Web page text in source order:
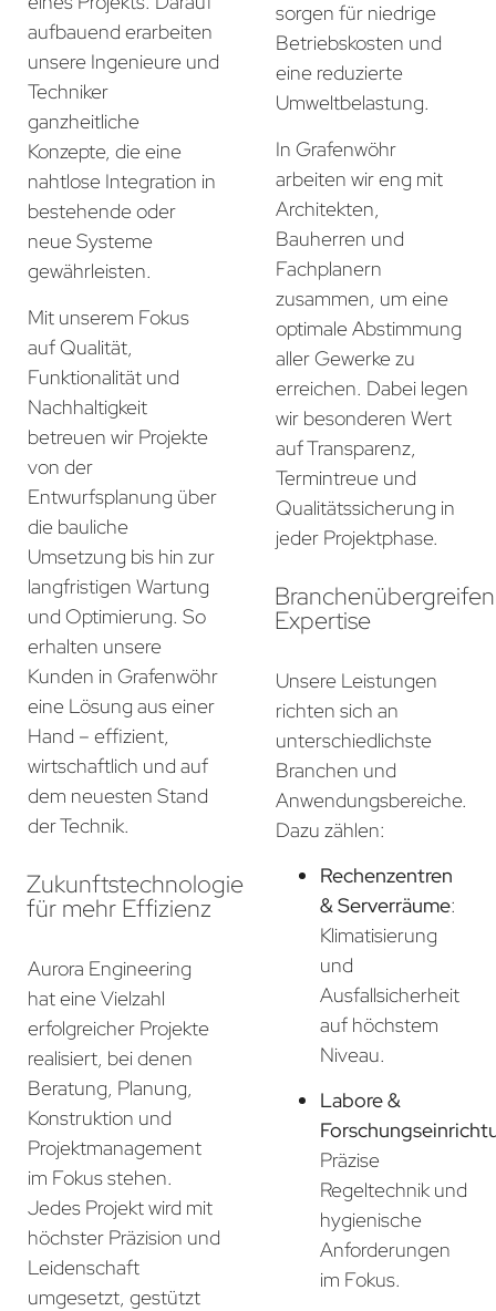
aufbauend erarbeiten
unsere Ingenieure und
Techniker
ganzheitliche
Konzepte, die eine
nahtlose Integration in
bestehende oder
neue Systeme
gewährleisten.
Mit unserem Fokus
auf Qualität,
Funktionalität und
Nachhaltigkeit
betreuen wir Projekte
von der
Entwurfsplanung über
die bauliche
Umsetzung bis hin zur
langfristigen Wartung
und Optimierung. So
erhalten unsere
Kunden in Grafenwöhr
eine Lösung aus einer
Hand – effizient,
wirtschaftlich und auf
dem neuesten Stand
der Technik.
Zukunftstechnologie
für mehr Effizienz
Aurora Engineering
hat eine Vielzahl
erfolgreicher Projekte
realisiert, bei denen
Beratung, Planung,
Konstruktion und
Projektmanagement
im Fokus stehen.
Jedes Projekt wird mit
höchster Präzision und
Leidenschaft
umgesetzt, gestützt
sorgen für niedrige
Betriebskosten und
eine reduzierte
Umweltbelastung.
In Grafenwöhr
arbeiten wir eng mit
Architekten,
Bauherren und
Fachplanern
zusammen, um eine
optimale Abstimmung
aller Gewerke zu
erreichen. Dabei legen
wir besonderen Wert
auf Transparenz,
Termintreue und
Qualitätssicherung in
jeder Projektphase.
Expertise
Unsere Leistungen
richten sich an
unterschiedlichste
Branchen und
Anwendungsbereiche.
Dazu zählen:
Rechenzentren
& Serverräume:
Klimatisierung
und
Ausfallsicherheit
auf höchstem
Niveau.
Labore &
Präzise
Regeltechnik und
hygienische
Anforderungen
im Fokus.